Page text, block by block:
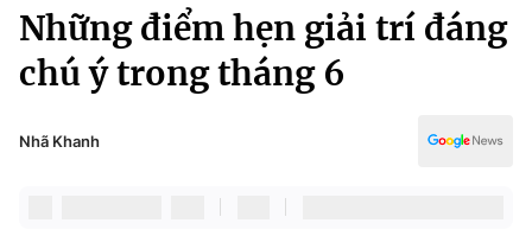
Chuyên mục
Chính trị
Kinh tế
Thể thao
Truyền hình
Y tế
Những điểm hẹn giải trí đáng
chú ý trong tháng 6
Nhã Khanh